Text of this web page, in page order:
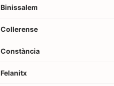
Binissalem
Collerense
Constància
Felanitx